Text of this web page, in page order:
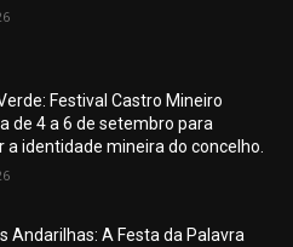
Festival Castro Mineiro
de 4 a 6 de setembro para
a identidade mineira do concelho.
Andarilhas: A Festa da Palavra